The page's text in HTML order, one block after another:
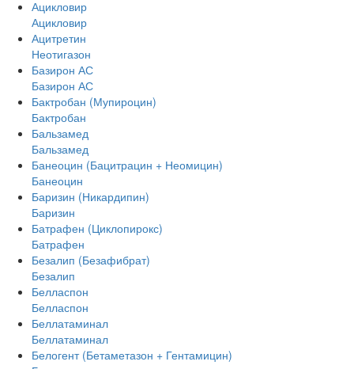
Ацикловир
Ацикловир
Ацитретин
Неотигазон
Базирон АС
Базирон АС
Бактробан (Мупироцин)
Бактробан
Бальзамед
Бальзамед
Банеоцин (Бацитрацин + Неомицин)
Банеоцин
Баризин (Никардипин)
Баризин
Батрафен (Циклопирокс)
Батрафен
Безалип (Безафибрат)
Безалип
Белласпон
Белласпон
Беллатаминал
Беллатаминал
Белогент (Бетаметазон + Гентамицин)